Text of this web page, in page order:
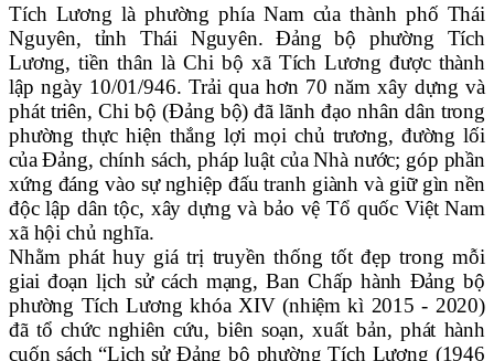
Tích Lương là phường phía Nam của thành phố Thái
Nguyên, tỉnh Thái Nguyên. Đảng bộ phường Tích
Lương, tiền thân là Chi bộ xã Tích Lương được thành
lập ngày 10/01/946. Trải qua hơn 70 năm xây dựng và
phát triên, Chi bộ (Đảng bộ) đã lãnh đạo nhân dân trong
phường thực hiện thắng lợi mọi chủ trương, đường lối
của Đảng, chính sách, pháp luật của Nhà nước; góp phần
xứng đáng vào sự nghiệp đấu tranh giành và giữ gìn nền
độc lập dân tộc, xây dựng và bảo vệ Tổ quốc Việt Nam
xã hội chủ nghĩa.
Nhằm phát huy giá trị truyền thống tốt đẹp trong mỗi
giai đoạn lịch sử cách mạng, Ban Chấp hành Đảng bộ
phường Tích Lương khóa XIV (nhiệm kì 2015 - 2020)
đã tổ chức nghiên cứu, biên soạn, xuất bản, phát hành
cuốn sách “Lịch sử Đảng bộ phường Tích Lương (1946